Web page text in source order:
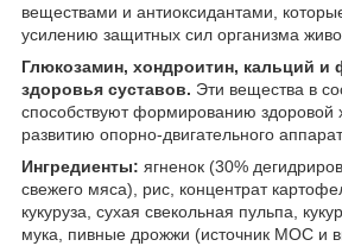
веществами и антиоксидантами,
усилению защитных сил организма
Глюкозамин, хондроитин, кальций
здоровья суставов. Эти вещества в
способствуют формированию здоровой
развитию опорно-двигательного
Ингредиенты: ягненок (30%
свежего мяса), рис, концентрат
кукуруза, сухая свекольная пульпа,
мука, пивные дрожжи (источник МОС и